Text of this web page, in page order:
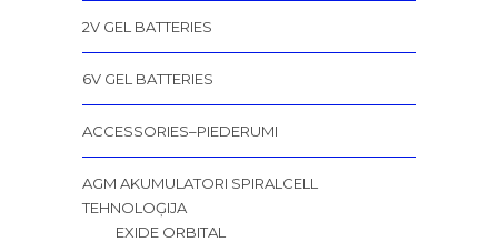
2V GEL BATTERIES
6V GEL BATTERIES
ACCESSORIES–PIEDERUMI
AGM AKUMULATORI SPIRALCELL
TEHNOLOĢIJA
EXIDE ORBITAL